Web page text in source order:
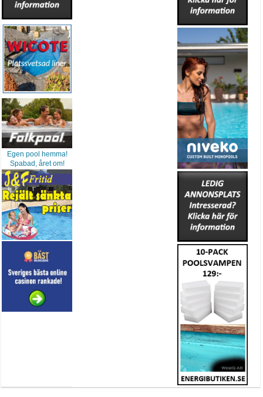
Egen pool hemma!
Spabad, året om!